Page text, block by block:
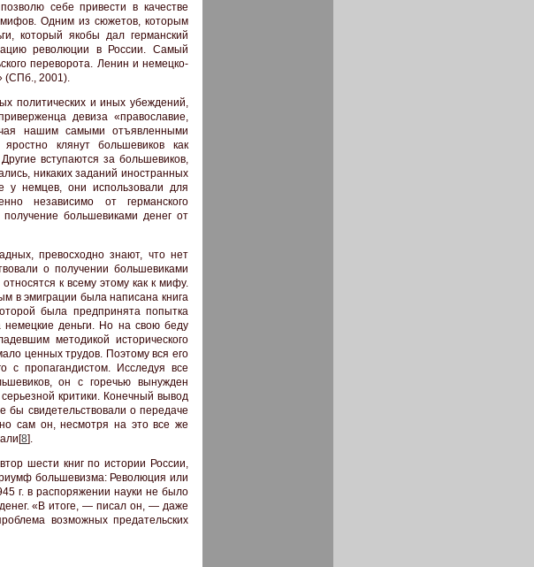
себе привести в качестве
Одним из сюжетов, которым
который якобы дал германский
революции в России. Самый
переворота. Ленин и немецко-
(СПб., 2001).
политических и иных убеждений,
девиза «православие,
нашим самыми отъявленными
клянут большевиков как
вступаются за большевиков,
никаких заданий иностранных
у немцев, они использовали для
независимо от германского
большевиками денег от
превосходно знают, что нет
о получении большевиками
к всему этому как к мифу.
в эмиграции была написана книга
была предпринята попытка
немецкие деньги. Но на свою беду
методикой исторического
ценных трудов. Поэтому вся его
с пропагандистом. Исследуя все
он с горечью вынужден
критики. Конечный вывод
бы свидетельствовали о передаче
сам он, несмотря на это все же
8].
шести книг по истории России,
большевизма: Революция или
г. в распоряжении науки не было
«В итоге, — писал он, — даже
возможных предательских